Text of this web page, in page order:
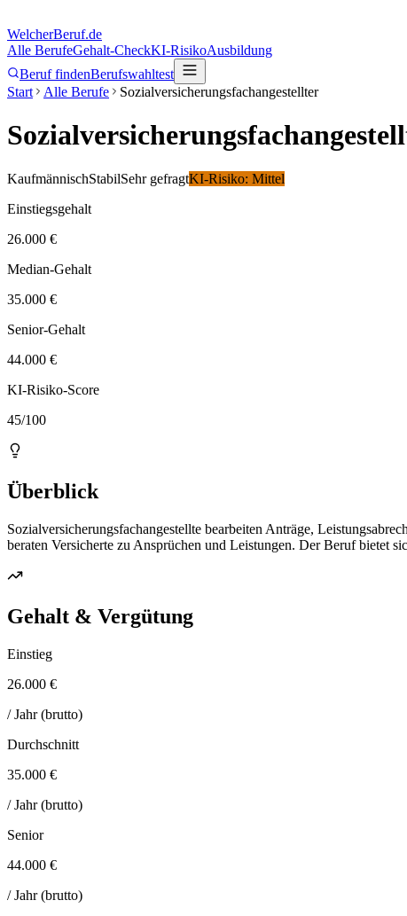
WelcherBeruf.de
Alle BerufeGehalt-CheckKI-RisikoAusbildung
Beruf findenBerufswahltest
Start
Alle Berufe Sozialversicherungsfachangestellter
KaufmännischStabilSehr gefragtKI-Risiko: Mittel
Einstiegsgehalt
26.000 €
Median-Gehalt
35.000 €
Senior-Gehalt
44.000 €
KI-Risiko-Score
45/100
Überblick
Sozialversicherungsfachangestellte bearbeiten Anträge,
beraten Versicherte zu Ansprüchen und Leistungen. Der Beruf bietet
Gehalt & Vergütung
Einstieg
26.000 €
/ Jahr (brutto)
Durchschnitt
35.000 €
/ Jahr (brutto)
Senior
44.000 €
/ Jahr (brutto)